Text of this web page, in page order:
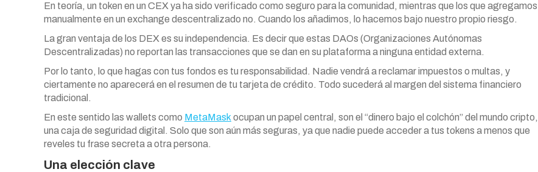
En teoría, un token en un CEX ya ha sido verificado como seguro para la comunidad, mientras que los que agregamos
manualmente en un exchange descentralizado no. Cuando los añadimos, lo hacemos bajo nuestro propio riesgo.
La gran ventaja de los DEX es su independencia. Es decir que estas DAOs (Organizaciones Autónomas
Descentralizadas) no reportan las transacciones que se dan en su plataforma a ninguna entidad externa.
Por lo tanto, lo que hagas con tus fondos es tu responsabilidad. Nadie vendrá a reclamar impuestos o multas, y
ciertamente no aparecerá en el resumen de tu tarjeta de crédito. Todo sucederá al margen del sistema financiero
tradicional.
En este sentido las wallets como MetaMask ocupan un papel central, son el “dinero bajo el colchón” del mundo cripto,
una caja de seguridad digital. Solo que son aún más seguras, ya que nadie puede acceder a tus tokens a menos que
reveles tu frase secreta a otra persona.
Una elección clave